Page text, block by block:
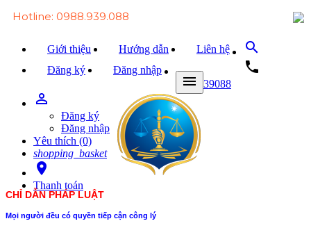
Hotline: 0988.939.088
Giới thiệu Hướng dẫn
Liên hệ
Đăng ký
Đăng nhập
search
local_phone
0988939088
person_outline
Đăng ký
Đăng nhập
Yêu thích (0)
shopping_basket
room
Thanh toán
menu
CHỈ DẪN PHÁP LUẬT
Mọi người đều có quyền tiếp cận công lý
Trang chủ
Văn bản Luật
Văn bản Đảng
Tài liệu